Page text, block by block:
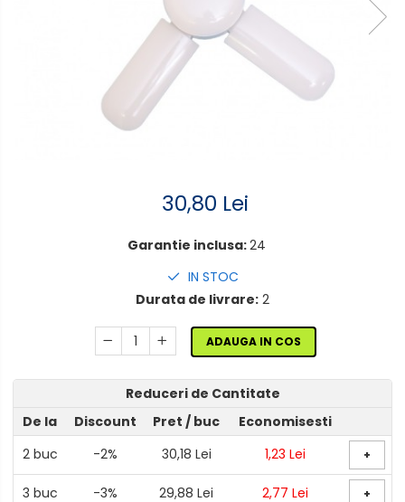
Corpuri de iluminat
Spoturi LED
Corpuri Led - industriale
miscare,crepuscular,dulii cu
exterior
Lampi emergente
Lustre
Spoturi led pe sina
30,80 Lei
Garantie inclusa:24
IN STOC
Durata de livrare: 2
ADAUGA IN COS
Reduceri de Cantitate
De la
Discount Pret / buc
Economisesti
2buc -2% 30,18 Lei 1,23 Lei +
3 buc -3% 29,88 Lei 2,77 Lei +